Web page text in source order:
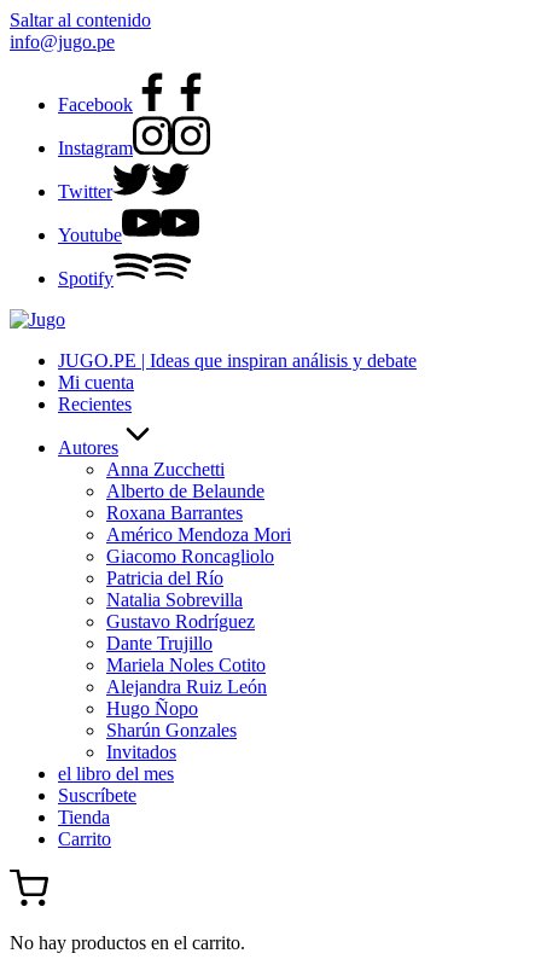
Saltar al contenido
info@jugo.pe
Facebook
Instagram
Twitter
Youtube
Spotify
JUGO.PE | Ideas que inspiran análisis y debate
Mi cuenta
Recientes
Autores
Anna Zucchetti
Alberto de Belaunde
Roxana Barrantes
Américo Mendoza Mori
Giacomo Roncagliolo
Patricia del Río
Natalia Sobrevilla
Gustavo Rodríguez
Dante Trujillo
Mariela Noles Cotito
Alejandra Ruiz León
Hugo Ñopo
Sharún Gonzales
Invitados
el libro del mes
Suscríbete
Tienda
Carrito
No hay productos en el carrito.